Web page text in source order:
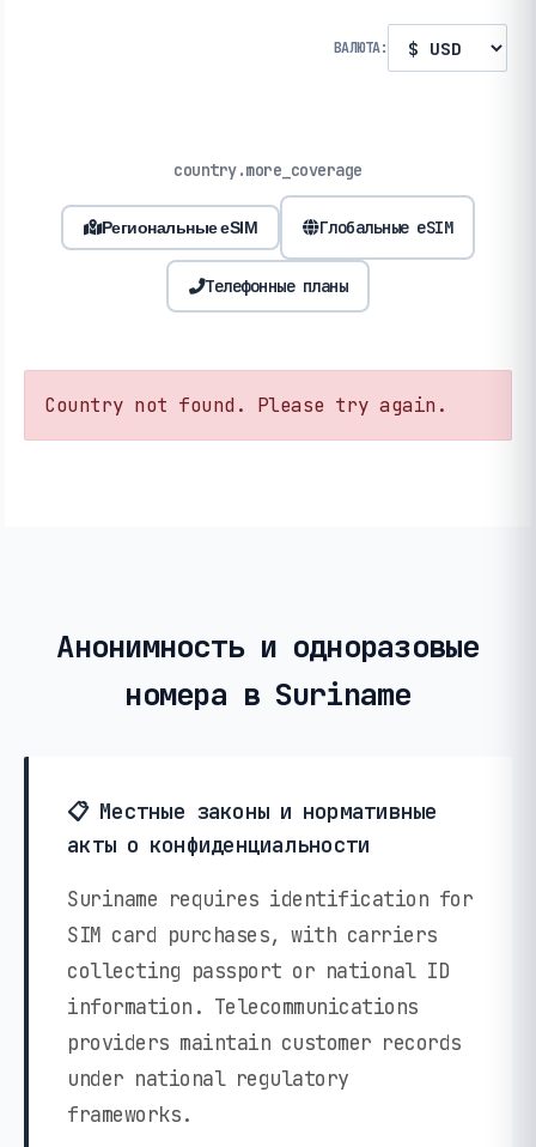
ВАЛЮТА:
country.more_coverage
Региональные eSIM Глобальные eSIM
Телефонные планы
Country not found. Please try again.
Анонимность и одноразовые
номера в Suriname
📋 Местные законы и нормативные
акты о конфиденциальности
Suriname requires identification for
SIM card purchases, with carriers
collecting passport or national ID
information. Telecommunications
providers maintain customer records
under national regulatory
frameworks.